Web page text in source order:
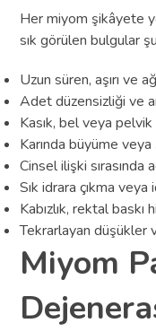
Her miyom şikâyete
sık görülen bulgular
Uzun süren, aşırı ve
Adet düzensizliği ve
Kasık, bel veya
Karında büyüme
Cinsel ilişki sırasında
Sık idrara çıkma
Kabızlık, rektal baskı
Tekrarlayan düşükler
Miyom